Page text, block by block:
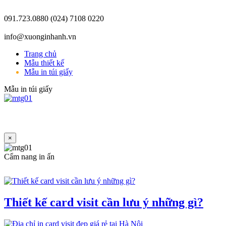
091.723.0880 (024) 7108 0220
info@xuonginhanh.vn
Trang chủ
Mẫu thiết kế
Mẫu in túi giấy
Mẫu in túi giấy
×
Cẩm nang in ấn
Thiết kế card visit cần lưu ý những gì?